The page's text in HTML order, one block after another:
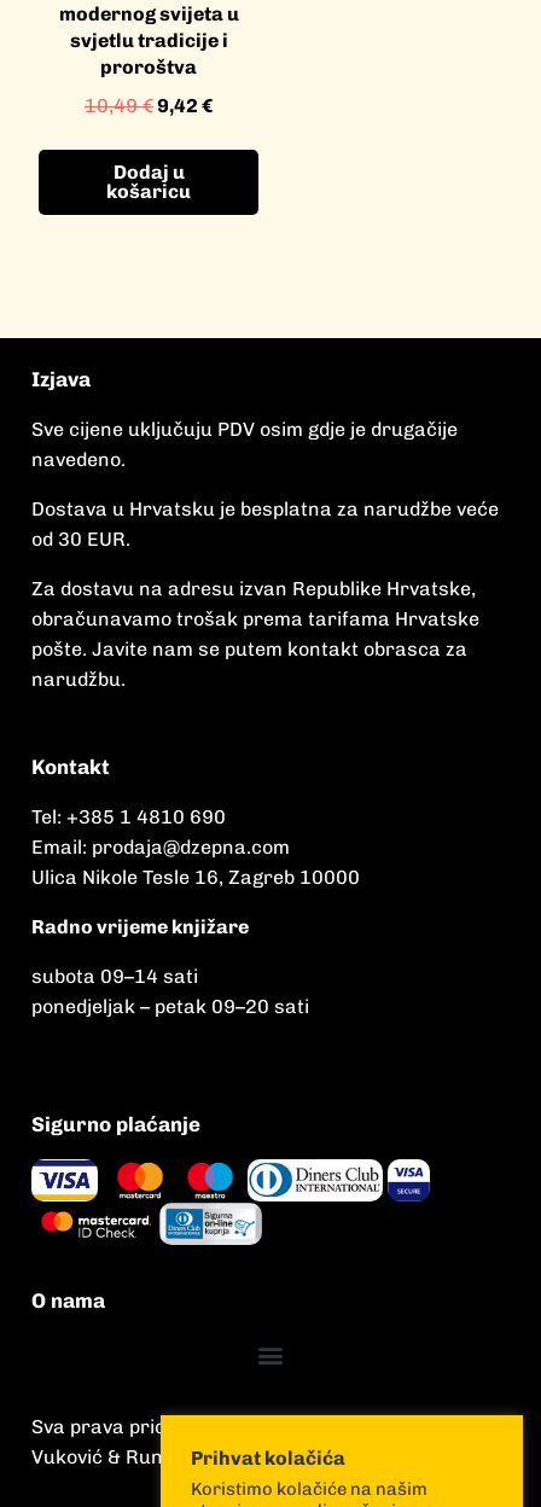
modernog svijeta u
svjetlu tradicije i
proroštva
10,49€9,42 €
Dodaj u
košaricu
Izjava
Sve cijene uključuju PDV osim gdje je drugačije
navedeno.
Dostava u Hrvatsku je besplatna za narudžbe veće
od 30 EUR.
Za dostavu na adresu izvan Republike Hrvatske,
obračunavamo trošak prema tarifama Hrvatske
pošte. Javite nam se putem kontakt obrasca za
narudžbu.
Kontakt
Tel: +385 1 4810 690
Email: prodaja@dzepna.com
Ulica Nikole Tesle 16, Zagreb 10000
Radno vrijeme knjižare
subota 09–14 sati
ponedjeljak – petak 09–20 sati
Sigurno plaćanje
O nama
Sva prava pridržana
Vuković & Runjić
Prihvat kolačića
Koristimo kolačiće na našim